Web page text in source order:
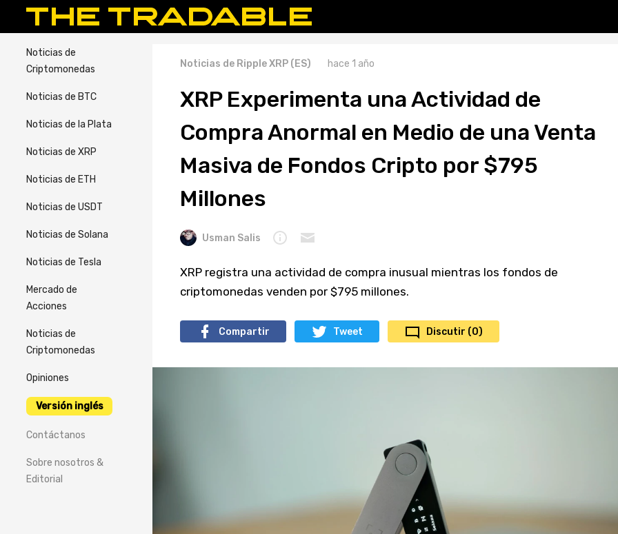
Noticias de
Criptomonedas
Noticias de BTC
Noticias de la Plata
Noticias de XRP
Noticias de ETH
Noticias de USDT
Noticias de Solana
Noticias de Tesla
Mercado de
Acciones
Noticias de
Criptomonedas
Opiniones
Versión inglés
Contáctanos
Sobre nosotros &
Editorial
Noticias de Ripple XRP (ES) hace 1 año
XRP Experimenta una Actividad de
Compra Anormal en Medio de una Venta
Masiva de Fondos Cripto por $795
Millones
Usman Salis
XRP registra una actividad de compra inusual mientras los fondos de
criptomonedas venden por $795 millones.
Compartir Tweet Discutir (0)